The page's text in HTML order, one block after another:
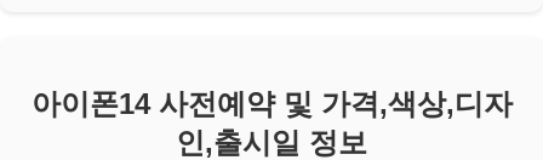
아이폰14 사전예약 및 가격,색상,디자
인,출시일 정보